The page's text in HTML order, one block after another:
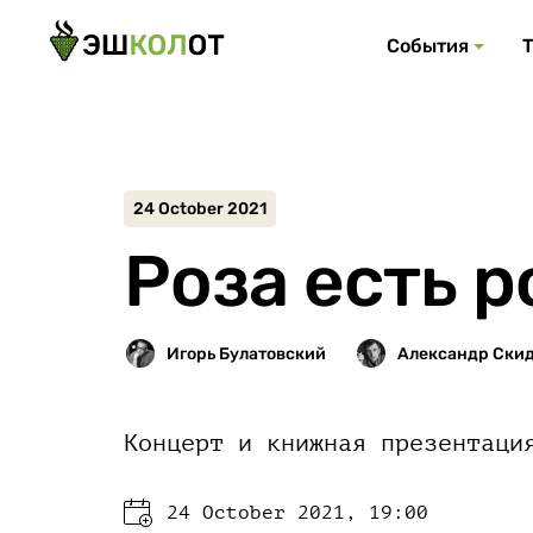
События
Роза есть
24 October 2021
Концерт и книжная
24 October 2021, 19:00